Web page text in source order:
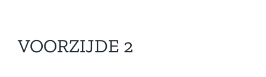
VOORZIJDE 2